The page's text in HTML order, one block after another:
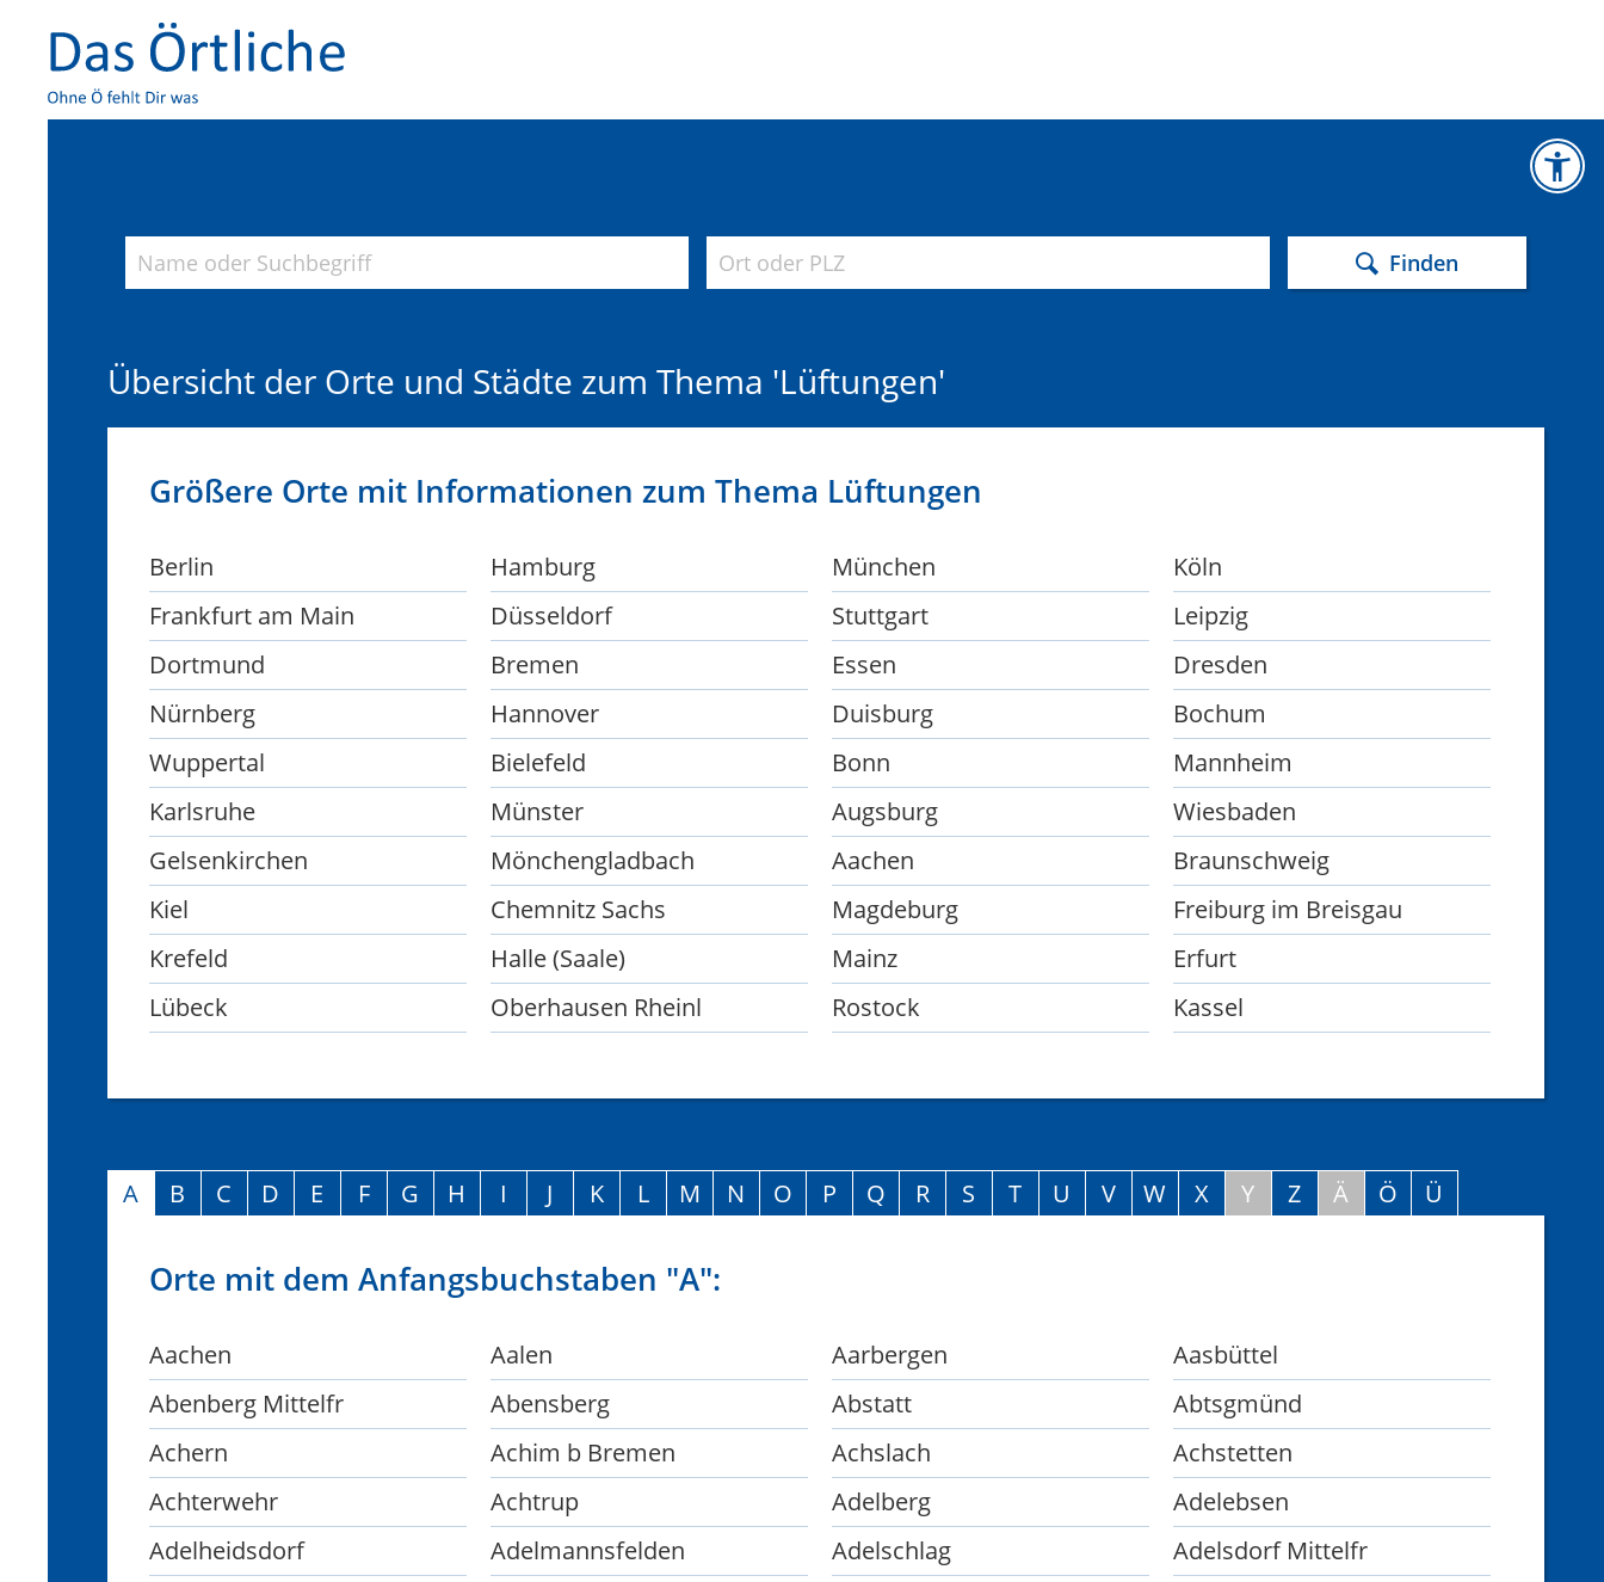
Finden
Übersicht der Orte und Städte zum Thema 'Lüftungen'
Größere Orte mit Informationen zum Thema Lüftungen
Berlin Hamburg München
Köln
Frankfurt am Main
Düsseldorf Stuttgart
Leipzig
Dortmund
Bremen Essen
Dresden
Nürnberg
Hannover Duisburg
Bochum
Wuppertal
Bielefeld Bonn
Mannheim
Karlsruhe
Münster Augsburg
Wiesbaden
Gelsenkirchen
Mönchengladbach Aachen
Braunschweig
Kiel
Chemnitz Sachs Magdeburg
Freiburg im Breisgau
Krefeld
Halle (Saale) Mainz
Erfurt
Lübeck
Oberhausen Rheinl Rostock Kassel
A B C D E F G H I J K L M N O P Q R S T U V W X Y Z Ä Ö Ü
Orte mit dem Anfangsbuchstaben "A":
Aachen Aalen Aarbergen
Aasbüttel
Abenberg Mittelfr
Abensberg Abstatt
Abtsgmünd
Achern
Achim b Bremen Achslach
Achstetten
Achterwehr
Achtrup Adelberg
Adelebsen
Adelheidsdorf
Adelmannsfelden Adelschlag
Adelsdorf Mittelfr